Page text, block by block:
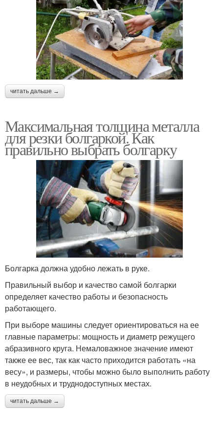
читать дальше →
Максимальная толщина металла
для резки болгаркой. Как
правильно выбрать болгарку
Болгарка должна удобно лежать в руке.
Правильный выбор и качество самой болгарки
определяет качество работы и безопасность
работающего.
При выборе машины следует ориентироваться на ее
главные параметры: мощность и диаметр режущего
абразивного круга. Немаловажное значение имеют
также ее вес, так как часто приходится работать «на
весу», и размеры, чтобы можно было выполнить работу
в неудобных и труднодоступных местах.
читать дальше →